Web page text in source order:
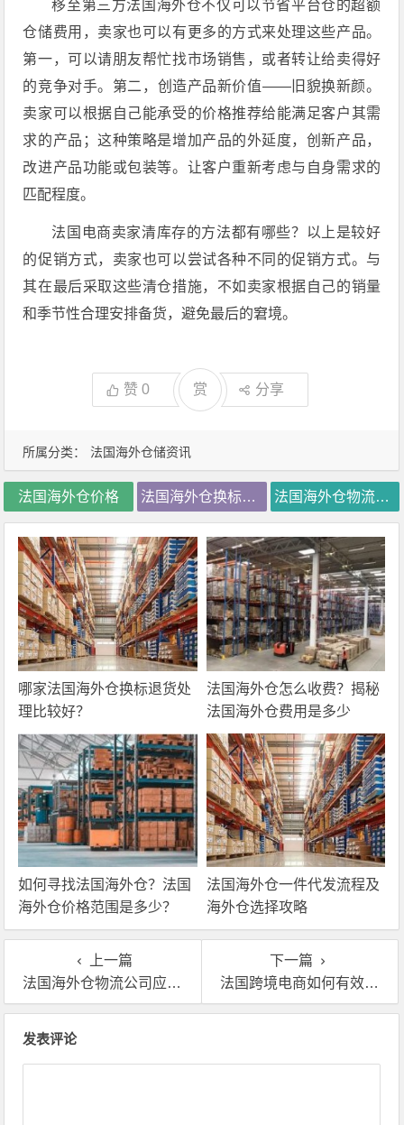
所属分类： 法国海外仓储资讯
移至第三方法国海外仓不仅可以节省平台仓的超额
仓储费用，卖家也可以有更多的方式来处理这些产品。
第一，可以请朋友帮忙找市场销售，或者转让给卖得好
的竞争对手。第二，创造产品新价值——旧貌换新颜。
卖家可以根据自己能承受的价格推荐给能满足客户其需
求的产品；这种策略是增加产品的外延度，创新产品，
改进产品功能或包装等。让客户重新考虑与自身需求的
匹配程度。
法国电商卖家清库存的方法都有哪些？以上是较好
的促销方式，卖家也可以尝试各种不同的促销方式。与
其在最后采取这些清仓措施，不如卖家根据自己的销量
和季节性合理安排备货，避免最后的窘境。
赞0 赏 分享
法国海外仓价格 法国海外仓换标价格 法国海外仓物流公司
哪家法国海外仓换标退货处
理比较好？
法国海外仓怎么收费？揭秘
法国海外仓费用是多少
如何寻找法国海外仓？法国
海外仓价格范围是多少？
法国海外仓一件代发流程及
海外仓选择攻略
上一篇
法国海外仓物流公司应该怎么选择，哪家比较好？
下一篇
法国跨境电商如何有效的清理海外仓库存
发表评论